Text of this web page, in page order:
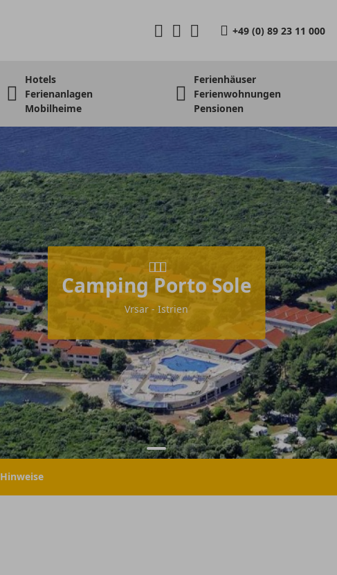
+49 (0) 89 23 11 000
Hotels
Ferienanlagen
Mobilheime
Ferienhäuser
Ferienwohnungen
Pensionen
Camping Porto Sole
Vrsar - Istrien
Hinweise